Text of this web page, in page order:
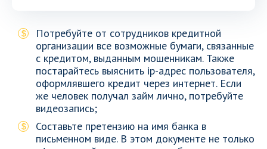
Потребуйте от сотрудников кредитной
организации все возможные бумаги, связанные
с кредитом, выданным мошенникам. Также
постарайтесь выяснить ip-адрес пользователя,
оформлявшего кредит через интернет. Если
же человек получал займ лично, потребуйте
видеозапись;
Составьте претензию на имя банка в
письменном виде. В этом документе не только